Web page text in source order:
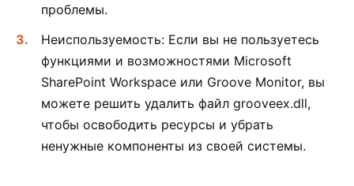
проблемы.
Неиспользуемость: Если вы не пользуетесь
функциями и возможностями Microsoft
SharePoint Workspace или Groove Monitor, вы
можете решить удалить файл grooveex.dll,
чтобы освободить ресурсы и убрать
ненужные компоненты из своей системы.